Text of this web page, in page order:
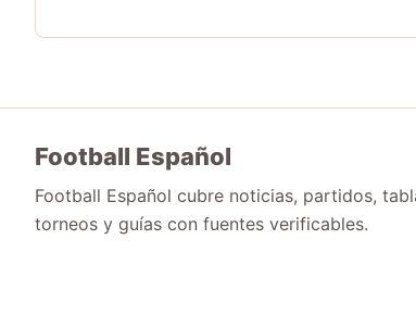
Football Español
Football Español cubre noticias, partidos,
torneos y guías con fuentes verificables.